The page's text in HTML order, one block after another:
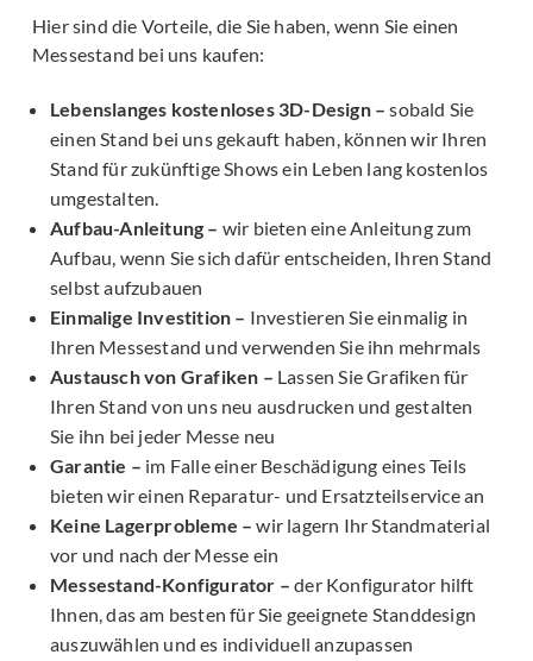
Hier sind die Vorteile, die Sie haben, wenn Sie einen
Messestand bei uns kaufen:
Lebenslanges kostenloses 3D-Design – sobald Sie
einen Stand bei uns gekauft haben, können wir Ihren
Stand für zukünftige Shows ein Leben lang kostenlos
umgestalten.
Aufbau-Anleitung – wir bieten eine Anleitung zum
Aufbau, wenn Sie sich dafür entscheiden, Ihren Stand
selbst aufzubauen
Einmalige Investition – Investieren Sie einmalig in
Ihren Messestand und verwenden Sie ihn mehrmals
Austausch von Grafiken – Lassen Sie Grafiken für
Ihren Stand von uns neu ausdrucken und gestalten
Sie ihn bei jeder Messe neu
Garantie – im Falle einer Beschädigung eines Teils
bieten wir einen Reparatur- und Ersatzteilservice an
Keine Lagerprobleme – wir lagern Ihr Standmaterial
vor und nach der Messe ein
Messestand-Konfigurator – der Konfigurator hilft
Ihnen, das am besten für Sie geeignete Standdesign
auszuwählen und es individuell anzupassen